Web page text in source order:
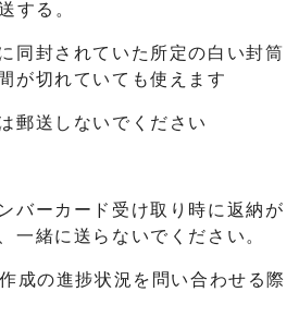
する。
されていた所定の白い封筒
が切れていても使えます
しないでください
バーカード受け取り時に返納が
一緒に送らないでください。
成の進捗状況を問い合わせる際